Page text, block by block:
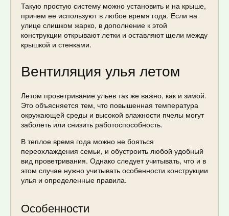
Такую простую систему можно установить и на крыше,
причем ее используют в любое время года. Если на
улице слишком жарко, в дополнение к этой
конструкции открывают летки и оставляют щели между
крышкой и стенками.
Вентиляция улья летом
Летом проветривание ульев так же важно, как и зимой.
Это объясняется тем, что повышенная температура
окружающей среды и высокой влажности пчелы могут
заболеть или снизить работоспособность.
В теплое время года можно не бояться
переохлаждения семьи, и обустроить любой удобный
вид проветривания. Однако следует учитывать, что и в
этом случае нужно учитывать особенности конструкции
улья и определенные правила.
Особенности